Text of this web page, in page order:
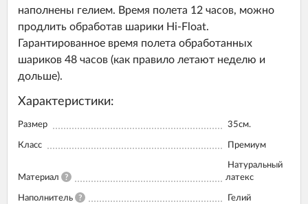
наполнены гелием. Время полета 12 часов, можно
продлить обработав шарики Hi-Float.
Гарантированное время полета обработанных
шариков 48 часов (как правило летают неделю и
дольше).
Характеристики:
Размер 35см.
Класс Премиум
Материал ?
Натуральный
латекс
Наполнитель ? Гелий